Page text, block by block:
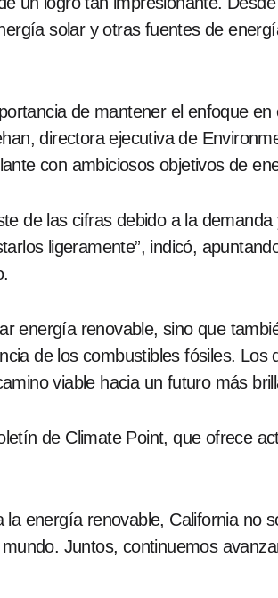
solar y otras fuentes de
de mantener el enfoque en
directora ejecutiva de
con ambiciosos objetivos de
de las cifras debido a la demanda
ligeramente”, indicó,
energía renovable, sino que
de los combustibles fósiles. Los
viable hacia un futuro más
de Climate Point, que ofrece
la energía renovable, California no
Juntos, continuemos